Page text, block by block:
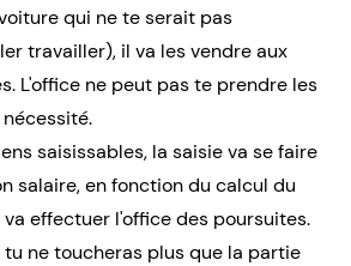
qui ne te serait pas
travailler), il va les vendre aux
L'office ne peut pas te prendre les
saisissables, la saisie va se faire
salaire, en fonction du calcul du
effectuer l'office des poursuites.
ne toucheras plus que la partie